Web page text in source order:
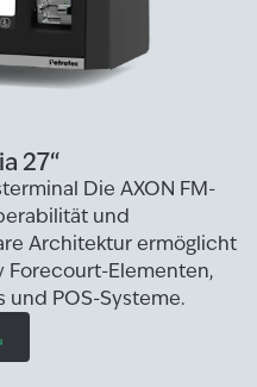
27“
Die AXON FM-
und
Architektur ermöglicht
Forecourt-Elementen,
POS-Systeme.